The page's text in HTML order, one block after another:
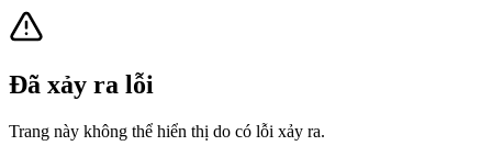
Đã xảy ra lỗi
Trang này không thể hiển thị do có lỗi xảy ra.